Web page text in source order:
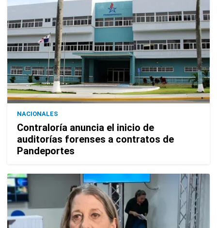
NACIONALES
Contraloría anuncia el inicio de
auditorías forenses a contratos de
Pandeportes